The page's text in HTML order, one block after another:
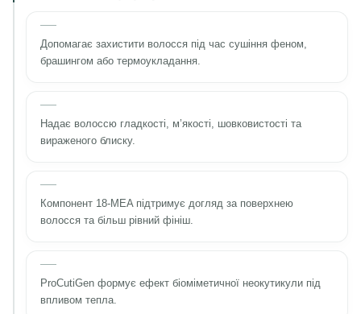
Допомагає захистити волосся під час сушіння феном,
брашингом або термоукладання.
Надає волоссю гладкості, м’якості, шовковистості та
вираженого блиску.
Компонент 18-MEA підтримує догляд за поверхнею
волосся та більш рівний фініш.
ProCutiGen формує ефект біоміметичної неокутикули під
впливом тепла.